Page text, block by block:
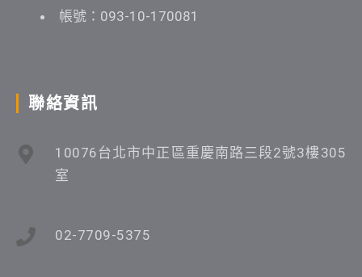
帳號：093-10-170081
聯絡資訊
10076台北市中正區重慶南路三段2號3樓305
室
02-7709-5375